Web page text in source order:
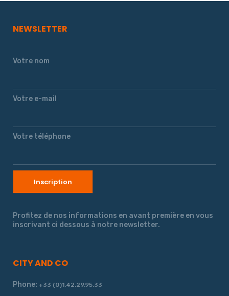
NEWSLETTER
Votre nom
Votre e-mail
Votre téléphone
Profitez de nos informations en avant première en vous
inscrivant ci dessous à notre newsletter.
CITY AND CO
Phone: +33 (0)1.42.29.95.33